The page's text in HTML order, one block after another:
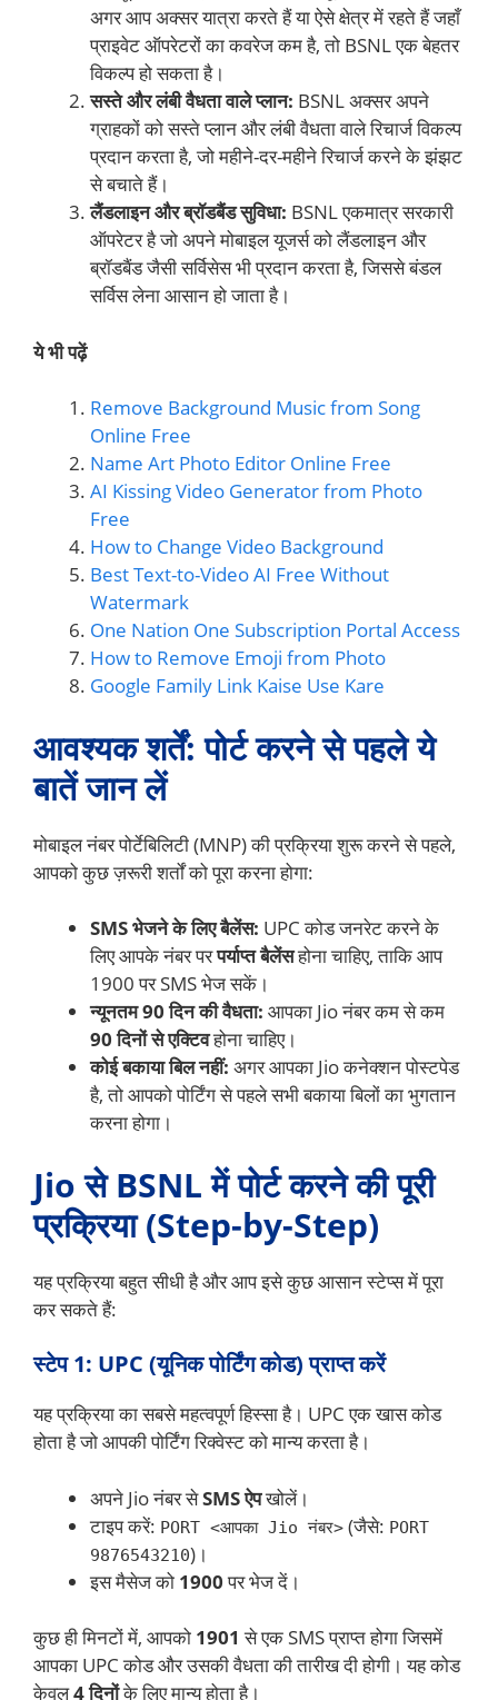
अगर आप अक्सर यात्रा करते हैं या ऐसे क्षेत्र में रहते हैं जहाँ
प्राइवेट ऑपरेटरों का कवरेज कम है, तो BSNL एक बेहतर
विकल्प हो सकता है।
सस्ते और लंबी वैधता वाले प्लान: BSNL अक्सर अपने
ग्राहकों को सस्ते प्लान और लंबी वैधता वाले रिचार्ज विकल्प
प्रदान करता है, जो महीने-दर-महीने रिचार्ज करने के झंझट
से बचाते हैं।
लैंडलाइन और ब्रॉडबैंड सुविधा: BSNL एकमात्र सरकारी
ऑपरेटर है जो अपने मोबाइल यूजर्स को लैंडलाइन और
ब्रॉडबैंड जैसी सर्विसेस भी प्रदान करता है, जिससे बंडल
सर्विस लेना आसान हो जाता है।
ये भी पढ़ें
Remove Background Music from Song
Online Free
Name Art Photo Editor Online Free
AI Kissing Video Generator from Photo
Free
How to Change Video Background
Best Text-to-Video AI Free Without
Watermark
One Nation One Subscription Portal Access
How to Remove Emoji from Photo
Google Family Link Kaise Use Kare
आवश्यक शर्तें: पोर्ट करने से पहले ये
बातें जान लें
मोबाइल नंबर पोर्टेबिलिटी (MNP) की प्रक्रिया शुरू करने से पहले,
आपको कुछ ज़रूरी शर्तों को पूरा करना होगा:
SMS भेजने के लिए बैलेंस: UPC कोड जनरेट करने के
लिए आपके नंबर परपर्याप्त बैलेंसहोना चाहिए, ताकि आप
1900 पर SMS भेज सकें।
न्यूनतम 90 दिन की वैधता: आपका Jio नंबर कम से कम
90 दिनों से एक्टिवहोना चाहिए।
कोई बकाया बिल नहीं: अगर आपका Jio कनेक्शन पोस्टपेड
है, तो आपको पोर्टिंग से पहले सभी बकाया बिलों का भुगतान
करना होगा।
Jio से BSNL में पोर्ट करने की पूरी
प्रक्रिया (Step-by-Step)
यह प्रक्रिया बहुत सीधी है और आप इसे कुछ आसान स्टेप्स में पूरा
कर सकते हैं:
स्टेप 1: UPC (यूनिक पोर्टिंग कोड) प्राप्त करें
यह प्रक्रिया का सबसे महत्वपूर्ण हिस्सा है। UPC एक खास कोड
होता है जो आपकी पोर्टिंग रिक्वेस्ट को मान्य करता है।
अपने Jio नंबर सेSMS ऐपखोलें।
टाइप करें: PORT <आपका Jio नंबर> (जैसे: PORT
9876543210)।
इस मैसेज को 1900पर भेज दें।
कुछ ही मिनटों में, आपको 1901 से एक SMS प्राप्त होगा जिसमें
आपका UPC कोड और उसकी वैधता की तारीख दी होगी। यह कोड
केवल4 दिनोंके लिए मान्य होता है।